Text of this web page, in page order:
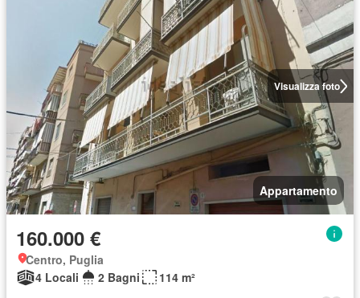
Visualizza foto
Appartamento
160.000 €
Centro, Puglia
4 Locali
2 Bagni 114 m²